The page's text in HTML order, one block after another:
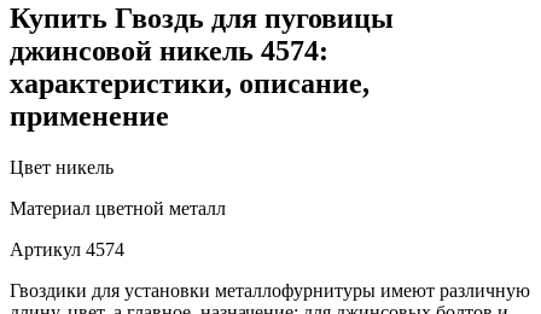
Купить Гвоздь для пуговицы
джинсовой никель 4574:
характеристики, описание,
применение
Цвет никель
Материал цветной металл
Артикул 4574
Гвоздики для установки металлофурнитуры имеют различную